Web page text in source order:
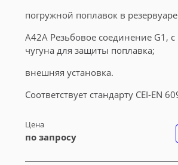
погружной поплавок в
A42A Резьбовое соединение G1,
чугуна для защиты поплавка;
внешняя установка.
Соответствует стандарту CEI-EN
Цена
по запросу